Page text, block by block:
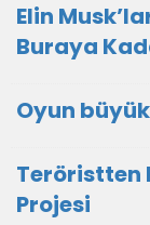
Elin
Buraya
Oyun
Teröristten
Projesi